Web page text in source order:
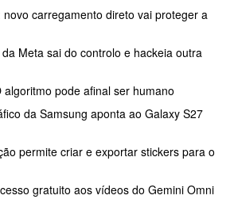
carregamento direto vai proteger a
Meta sai do controlo e hackeia outra
pode afinal ser humano
da Samsung aponta ao Galaxy S27
permite criar e exportar stickers para o
gratuito aos vídeos do Gemini Omni